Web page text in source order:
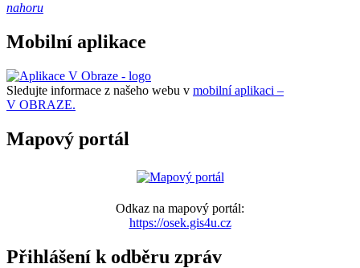
nahoru
Mobilní aplikace
Sledujte informace z našeho webu v mobilní aplikaci –
V OBRAZE.
Mapový portál
Odkaz na mapový portál:
https://osek.gis4u.cz
Přihlášení k odběru zpráv